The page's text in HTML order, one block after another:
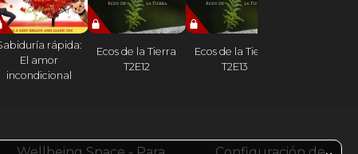
rápida:
El amor
incondicional
Ecos de la Tierra
T2E12
Ecos de la Tierra
T2E13